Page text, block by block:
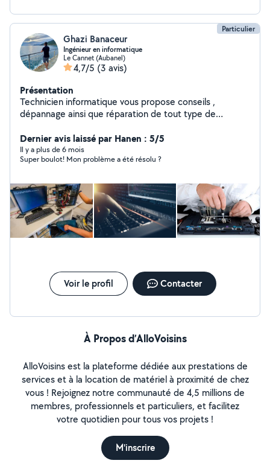
Particulier
Ghazi Banaceur
Ingénieur en informatique
Le Cannet (Aubanel)
4,7/5 (3 avis)
Présentation
Technicien informatique vous propose conseils ,
dépannage ainsi que réparation de tout type de
téléphone selon problème...)
Dernier avis laissé par Hanen : 5/5
Il y a plus de 6 mois
Super boulot! Mon problème a été résolu ?
Voir le profil Contacter
À Propos d’AlloVoisins
AlloVoisins est la plateforme dédiée aux prestations de
services et à la location de matériel à proximité de chez
vous ! Rejoignez notre communauté de 4,5 millions de
membres, professionnels et particuliers, et facilitez
votre quotidien pour tous vos projets !
M'inscrire